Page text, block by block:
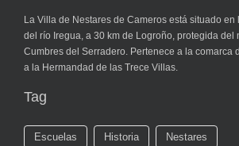
La Villa de Nestares de Cameros está situado
del río Iregua, a 30 km de Logroño, protegida del
Cumbres del Serradero. Pertenece a la comarca
a la Hermandad de las Trece Villas.
Tag
Escuelas Historia Nestares